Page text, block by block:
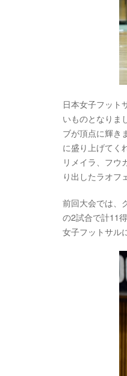
日本女子フット
いものとなりま
ブが頂点に輝き
に盛り上げてく
リメイラ、フウ
り出したラオフ
前回大会では、
の2試合で計11
女子フットサル